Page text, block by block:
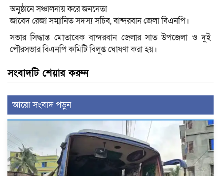
অনুষ্ঠানে সঞ্চালনায় করে জননেতা
জাবেদ রেজা সম্মানিত সদস্য সচিব, বান্দরবান জেলা বিএনপি।
সভার সিদ্ধান্ত মোতাবেক বান্দরবান জেলার সাত উপজেলা ও দুই
পৌরসভার বিএনপি কমিটি বিলুপ্ত ঘোষণা করা হয়।
সংবাদটি শেয়ার করুন
আরো সংবাদ পড়ুন